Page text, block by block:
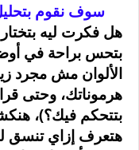
سوف نقوم
هل فكرت ليه
بتحس براحة في
الألوان مش مجرد
هرموناتك، وحتى
بتتحكم فيك؟)،
هتعرف إزاي تنسق